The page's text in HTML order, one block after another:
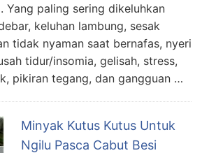
Yang paling sering dikeluhkan
keluhan lambung, sesak
tidak nyaman saat bernafas, nyeri
tidur/insomia, gelisah, stress,
pikiran tegang, dan gangguan …
Minyak Kutus Kutus Untuk
Ngilu Pasca Cabut Besi